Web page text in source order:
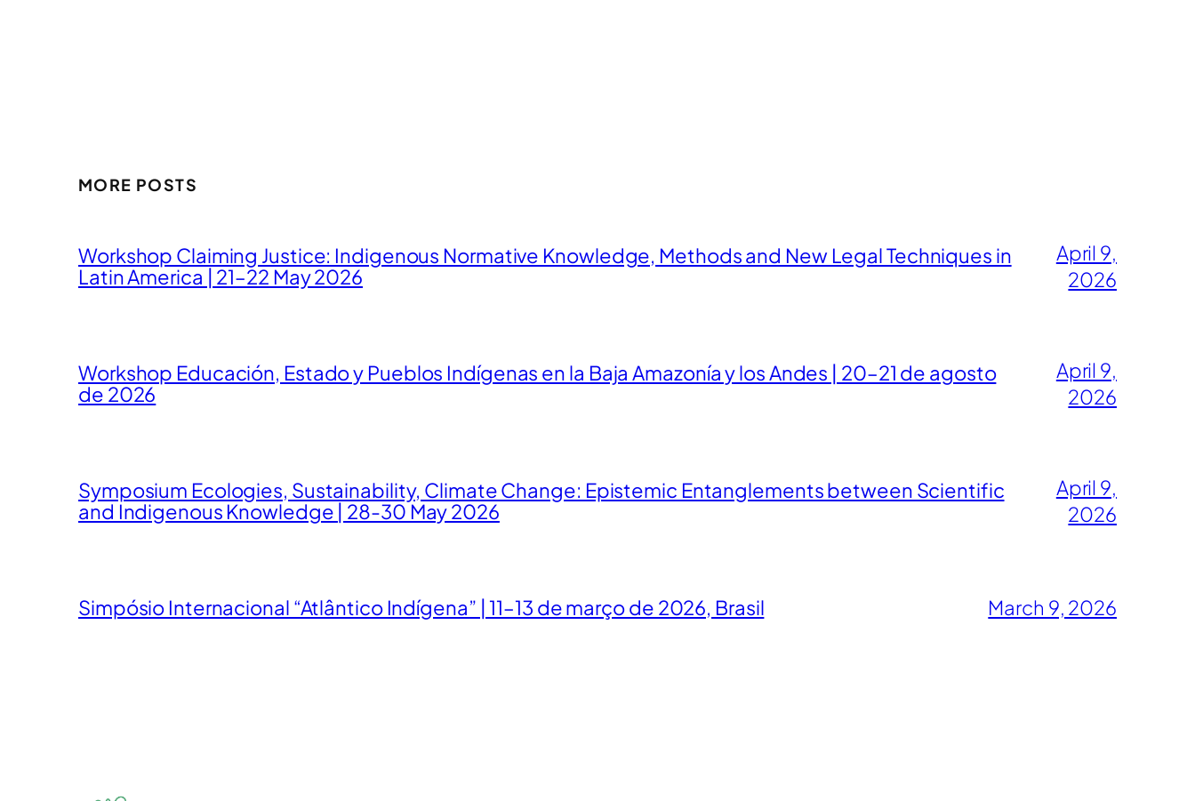
MORE POSTS
Workshop Claiming Justice: Indigenous Normative Knowledge, Methods and New Legal Techniques in
Latin America | 21–22 May 2026
April 9,
2026
Workshop Educación, Estado y Pueblos Indígenas en la Baja Amazonía y los Andes | 20–21 de agosto
de 2026
April 9,
2026
Symposium Ecologies, Sustainability, Climate Change: Epistemic Entanglements between Scientific
and Indigenous Knowledge | 28-30 May 2026
April 9,
2026
Simpósio Internacional “Atlântico Indígena” | 11–13 de março de 2026, Brasil March 9, 2026